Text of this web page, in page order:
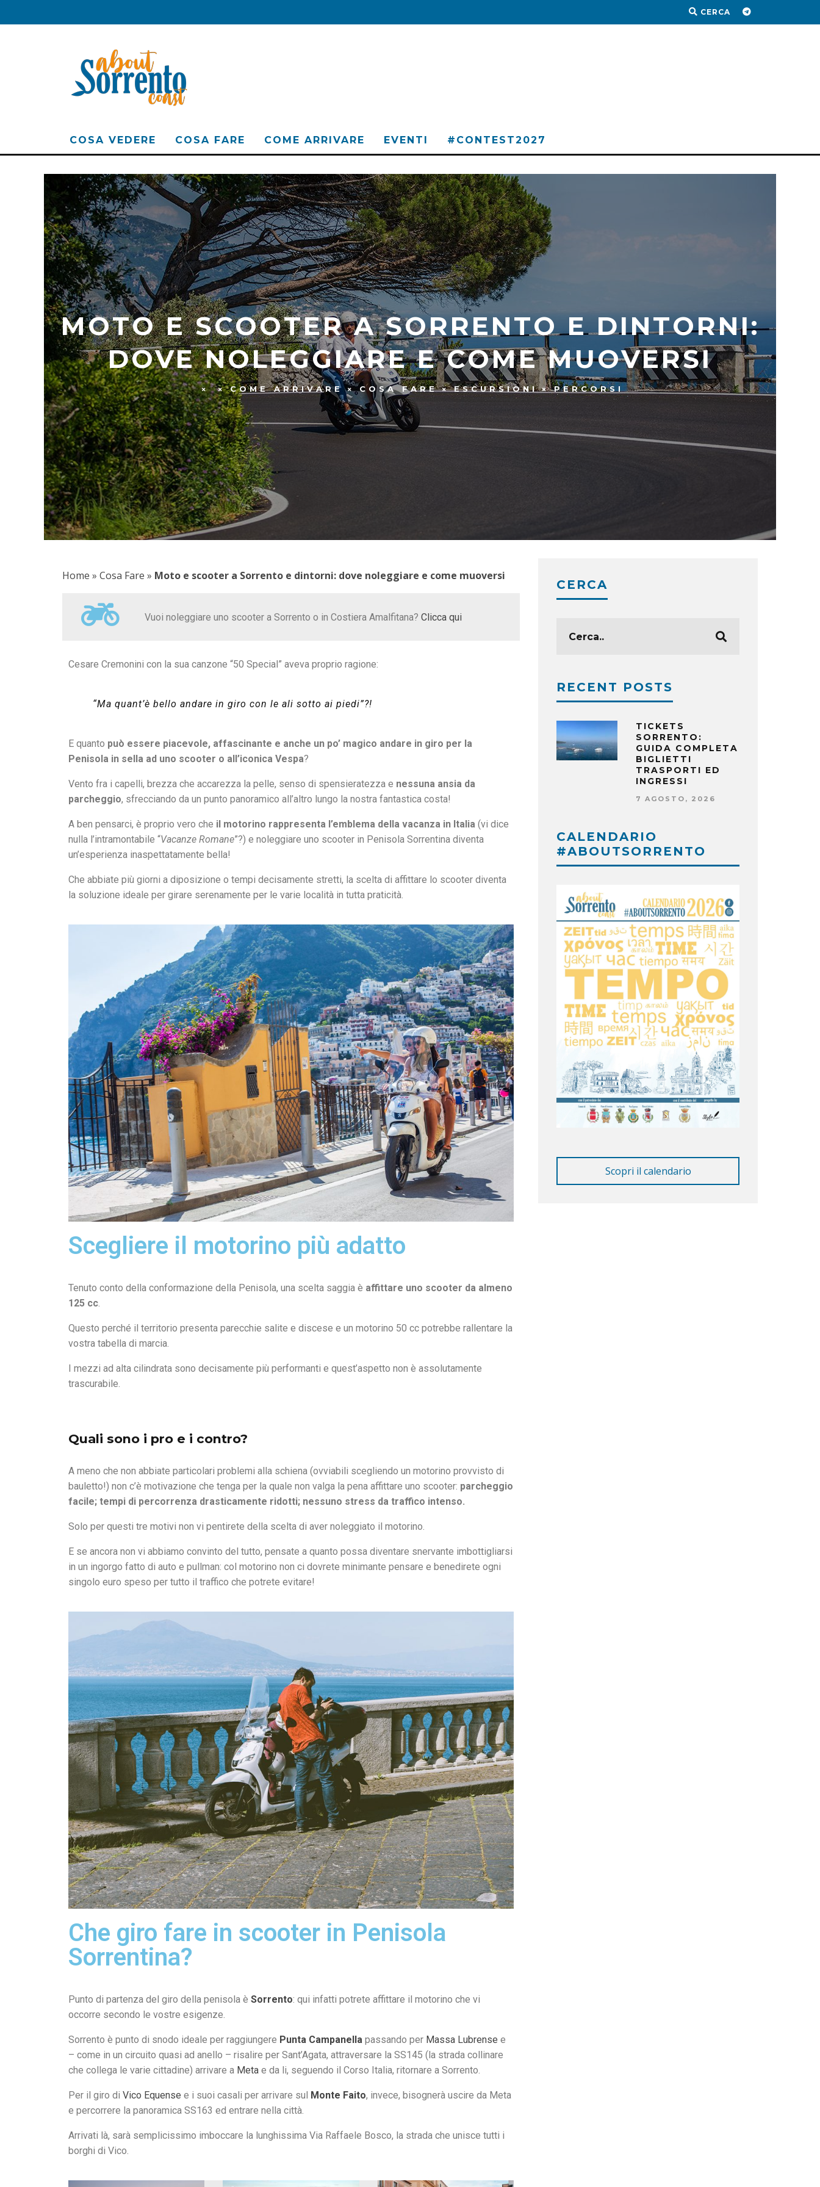
CERCA
COSA VEDERE COSA FARE COME ARRIVARE EVENTI #CONTEST2027
MOTO E SCOOTER A SORRENTO E DINTORNI:
DOVE NOLEGGIARE E COME MUOVERSI
COME ARRIVARE COSA FARE ESCURSIONI PERCORSI
Home » Cosa Fare » Moto e scooter a Sorrento e dintorni: dove noleggiare e come muoversi
Vuoi noleggiare uno scooter a Sorrento o in Costiera Amalfitana? Clicca qui
Cesare Cremonini con la sua canzone “50 Special” aveva proprio ragione:
“Ma quant’è bello andare in giro con le ali sotto ai piedi”?!
E quanto può essere piacevole, affascinante e anche un po’ magico andare in giro per la
Penisola in sella ad uno scooter o all’iconica Vespa?
Vento fra i capelli, brezza che accarezza la pelle, senso di spensieratezza e nessuna ansia da
parcheggio, sfrecciando da un punto panoramico all’altro lungo la nostra fantastica costa!
A ben pensarci, è proprio vero che il motorino rappresenta l’emblema della vacanza in Italia (vi dice
nulla l’intramontabile “Vacanze Romane”?) e noleggiare uno scooter in Penisola Sorrentina diventa
un’esperienza inaspettatamente bella!
Che abbiate più giorni a diposizione o tempi decisamente stretti, la scelta di affittare lo scooter diventa
la soluzione ideale per girare serenamente per le varie località in tutta praticità.
Scegliere il motorino più adatto
Tenuto conto della conformazione della Penisola, una scelta saggia è affittare uno scooter da almeno
125 cc.
Questo perché il territorio presenta parecchie salite e discese e un motorino 50 cc potrebbe rallentare la
vostra tabella di marcia.
I mezzi ad alta cilindrata sono decisamente più performanti e quest’aspetto non è assolutamente
trascurabile.
Quali sono i pro e i contro?
A meno che non abbiate particolari problemi alla schiena (ovviabili scegliendo un motorino provvisto di
bauletto!) non c’è motivazione che tenga per la quale non valga la pena affittare uno scooter: parcheggio
facile; tempi di percorrenza drasticamente ridotti; nessuno stress da traffico intenso.
Solo per questi tre motivi non vi pentirete della scelta di aver noleggiato il motorino.
E se ancora non vi abbiamo convinto del tutto, pensate a quanto possa diventare snervante imbottigliarsi
in un ingorgo fatto di auto e pullman: col motorino non ci dovrete minimante pensare e benedirete ogni
singolo euro speso per tutto il traffico che potrete evitare!
Che giro fare in scooter in Penisola
Sorrentina?
Punto di partenza del giro della penisola è Sorrento: qui infatti potrete affittare il motorino che vi
occorre secondo le vostre esigenze.
Sorrento è punto di snodo ideale per raggiungere Punta Campanella passando per Massa Lubrense e
– come in un circuito quasi ad anello – risalire per Sant’Agata, attraversare la SS145 (la strada collinare
che collega le varie cittadine) arrivare a Meta e da li, seguendo il Corso Italia, ritornare a Sorrento.
Per il giro di Vico Equense e i suoi casali per arrivare sul Monte Faito, invece, bisognerà uscire da Meta
e percorrere la panoramica SS163 ed entrare nella città.
Arrivati là, sarà semplicissimo imboccare la lunghissima Via Raffaele Bosco, la strada che unisce tutti i
borghi di Vico.
CERCA
RECENT POSTS
TICKETS
SORRENTO:
GUIDA COMPLETA
BIGLIETTI
TRASPORTI ED
INGRESSI
7 AGOSTO, 2026
CALENDARIO
#ABOUTSORRENTO